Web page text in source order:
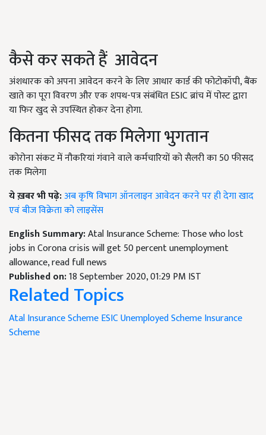
कैसे कर सकते हैं आवेदन
अंशधारक को अपना आवेदन करने के लिए आधार कार्ड की फोटोकॉपी, बैंक
खाते का पूरा विवरण और एक शपथ-पत्र संबंधित ESIC ब्रांच में पोस्ट द्वारा
या फिर खुद से उपस्थित होकर देना होगा.
कितना फीसद तक मिलेगा भुगतान
कोरोना संकट में नौकरियां गंवाने वाले कर्मचारियों को सैलरी का 50 फीसद
तक मिलेगा
ये ख़बर भी पढ़े:अब कृषि विभाग ऑनलाइन आवेदन करने पर ही देगा खाद
एवं बीज विक्रेता को लाइसेंस
English Summary:Atal Insurance Scheme: Those who lost
jobs in Corona crisis will get 50 percent unemployment
allowance, read full news
Published on:18 September 2020, 01:29 PM IST
Related Topics
Atal Insurance SchemeESICUnemployed SchemeInsurance
Scheme